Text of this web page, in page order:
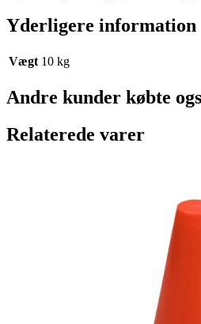
Yderligere information
Vægt 10 kg
Andre kunder købte
Relaterede varer